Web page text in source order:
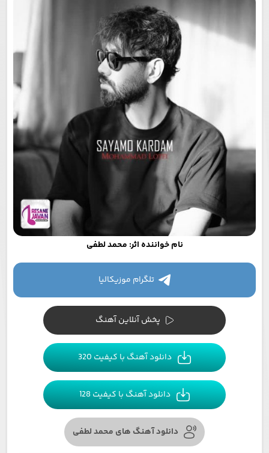
نام خواننده اثر: محمد لطفی
تلگرام موزیکالیا
پخش آنلاین آهنگ
دانلود آهنگ با کیفیت 320
دانلود آهنگ با کیفیت 128
دانلود آهنگ های محمد لطفی